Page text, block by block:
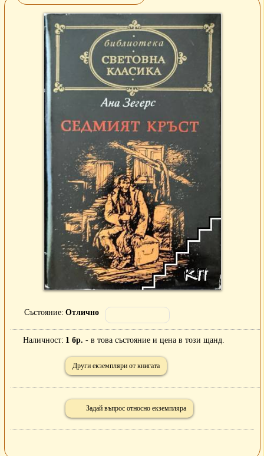
Състояние Отлично
Наличност 1 бр. - в това състояние и цена в този щанд.
Други екземпляри от книгата
Задай въпрос относно екземпляра